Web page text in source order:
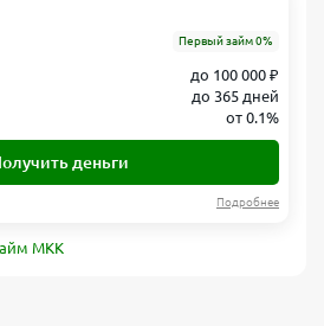
Первый займ 0%
до 100 000 ₽
до 365 дней
от 0.1%
деньги
Подробнее
МКК